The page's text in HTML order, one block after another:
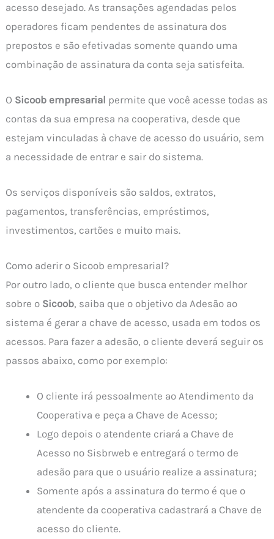
acesso desejado. As transações agendadas pelos
operadores ficam pendentes de assinatura dos
prepostos e são efetivadas somente quando uma
combinação de assinatura da conta seja satisfeita.
O Sicoob empresarial permite que você acesse todas as
contas da sua empresa na cooperativa, desde que
estejam vinculadas à chave de acesso do usuário, sem
a necessidade de entrar e sair do sistema.
Os serviços disponíveis são saldos, extratos,
pagamentos, transferências, empréstimos,
investimentos, cartões e muito mais.
Como aderir o Sicoob empresarial?
Por outro lado, o cliente que busca entender melhor
sobre o Sicoob, saiba que o objetivo da Adesão ao
sistema é gerar a chave de acesso, usada em todos os
acessos. Para fazer a adesão, o cliente deverá seguir os
passos abaixo, como por exemplo:
O cliente irá pessoalmente ao Atendimento da
Cooperativa e peça a Chave de Acesso;
Logo depois o atendente criará a Chave de
Acesso no Sisbrweb e entregará o termo de
adesão para que o usuário realize a assinatura;
Somente após a assinatura do termo é que o
atendente da cooperativa cadastrará a Chave de
acesso do cliente.